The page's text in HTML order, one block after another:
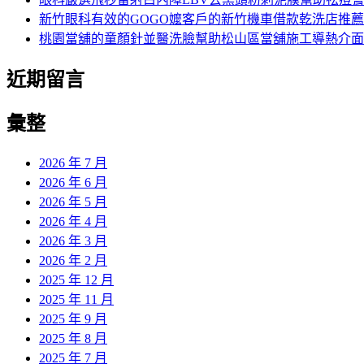
新竹眼科有效的GOGO嬤客戶的新竹機車借款乾洗店推薦
桃園當舖的童顏針並醫洗臉幫助松山區當舖施工導熱介
近期留言
彙整
2026 年 7 月
2026 年 6 月
2026 年 5 月
2026 年 4 月
2026 年 3 月
2026 年 2 月
2025 年 12 月
2025 年 11 月
2025 年 9 月
2025 年 8 月
2025 年 7 月